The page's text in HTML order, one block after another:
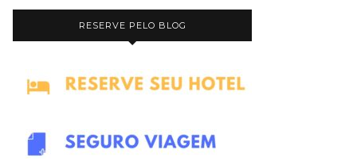
RESERVE PELO BLOG